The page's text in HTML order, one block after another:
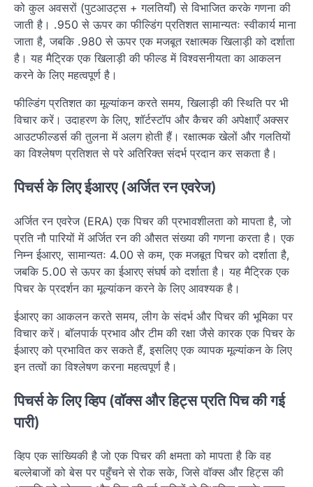
को कुल अवसरों (पुटआउट्स + गलतियाँ) से विभाजित करके गणना की
जाती है। .950 से ऊपर का फील्डिंग प्रतिशत सामान्यतः स्वीकार्य माना
जाता है, जबकि .980 से ऊपर एक मजबूत रक्षात्मक खिलाड़ी को दर्शाता
है। यह मैट्रिक एक खिलाड़ी की फील्ड में विश्वसनीयता का आकलन
करने के लिए महत्वपूर्ण है।
फील्डिंग प्रतिशत का मूल्यांकन करते समय, खिलाड़ी की स्थिति पर भी
विचार करें। उदाहरण के लिए, शॉर्टस्टॉप और कैचर की अपेक्षाएँ अक्सर
आउटफील्डर्स की तुलना में अलग होती हैं। रक्षात्मक खेलों और गलतियों
का विश्लेषण प्रतिशत से परे अतिरिक्त संदर्भ प्रदान कर सकता है।
पिचर्स के लिए ईआरए (अर्जित रन एवरेज)
अर्जित रन एवरेज (ERA) एक पिचर की प्रभावशीलता को मापता है, जो
प्रति नौ पारियों में अर्जित रन की औसत संख्या की गणना करता है। एक
निम्न ईआरए, सामान्यतः 4.00 से कम, एक मजबूत पिचर को दर्शाता है,
जबकि 5.00 से ऊपर का ईआरए संघर्ष को दर्शाता है। यह मैट्रिक एक
पिचर के प्रदर्शन का मूल्यांकन करने के लिए आवश्यक है।
ईआरए का आकलन करते समय, लीग के संदर्भ और पिचर की भूमिका पर
विचार करें। बॉलपार्क प्रभाव और टीम की रक्षा जैसे कारक एक पिचर के
ईआरए को प्रभावित कर सकते हैं, इसलिए एक व्यापक मूल्यांकन के लिए
इन तत्वों का विश्लेषण करना महत्वपूर्ण है।
पिचर्स के लिए व्हिप (वॉक्स और हिट्स प्रति पिच की गई
पारी)
व्हिप एक सांख्यिकी है जो एक पिचर की क्षमता को मापता है कि वह
बल्लेबाजों को बेस पर पहुँचने से रोक सके, जिसे वॉक्स और हिट्स की